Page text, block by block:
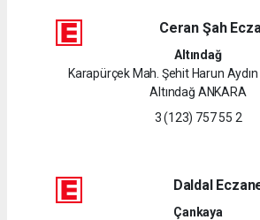
Ceran Şah
Altındağ
Karapürçek Mah. Şehit Harun Aydın
Altındağ ANKARA
3 (123) 757 55 2
Daldal
Çankaya